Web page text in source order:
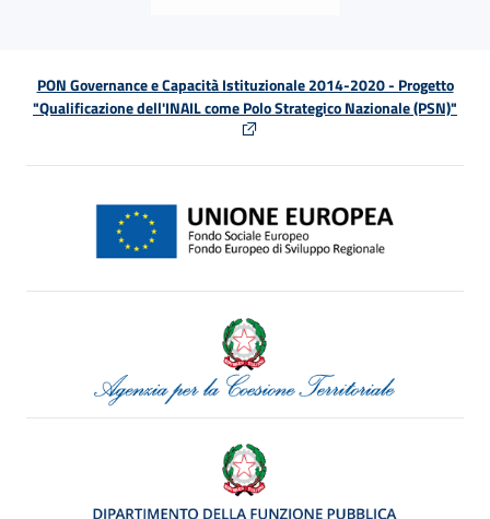
PON Governance e Capacità Istituzionale 2014-2020 - Progetto
"Qualificazione dell'INAIL come Polo Strategico Nazionale (PSN)"